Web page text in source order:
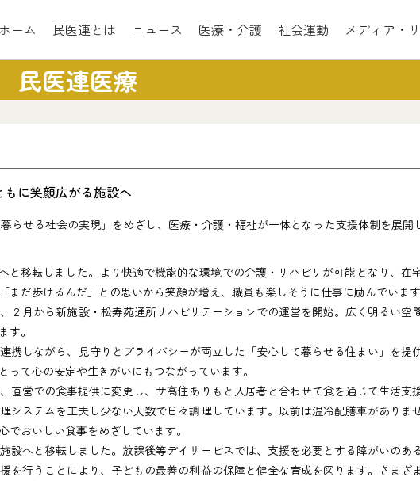
ホーム 民医連とは ニュース 医療・介護 社会運動 メディア・
民医連医療
に笑顔広がる施設へ
せる社会の実現」をめざし、医療・介護・福祉が一体となった支援体制を展開
移転しました。より快適で機能的な環境での介護・リハビリが可能となり、在
だ歩けるんだ」との思いから笑顔が増え、職員も楽しそうに仕事に励んでいます
月から新施設・松寿苑通所リハビリテーションでの運営を開始。広く明るい空
。
しながら、見守りとプライバシーが両立した「安心して暮らせる住まい」を提
て心の安定や生きがいにもつながっています。
営での食事提供に変更し、サ高住ありもと入居者と合わせて食を通じて生活支
ステムを工夫し少ない人数で日々調理しています。以前は温冷配膳車がありま
おいしい食事をめざしています。
へと移転しました。放課後等デイサービスでは、支援を必要とする障がいのあ
行うことにより、子どもの最善の利益の保障と健全な育成を図ります。さまざ